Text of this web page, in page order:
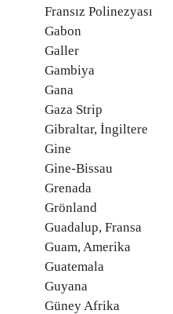
Fransız Polinezyası
Gabon
Galler
Gambiya
Gana
Gaza Strip
Gibraltar, İngiltere
Gine
Gine-Bissau
Grenada
Grönland
Guadalup, Fransa
Guam, Amerika
Guatemala
Guyana
Güney Afrika